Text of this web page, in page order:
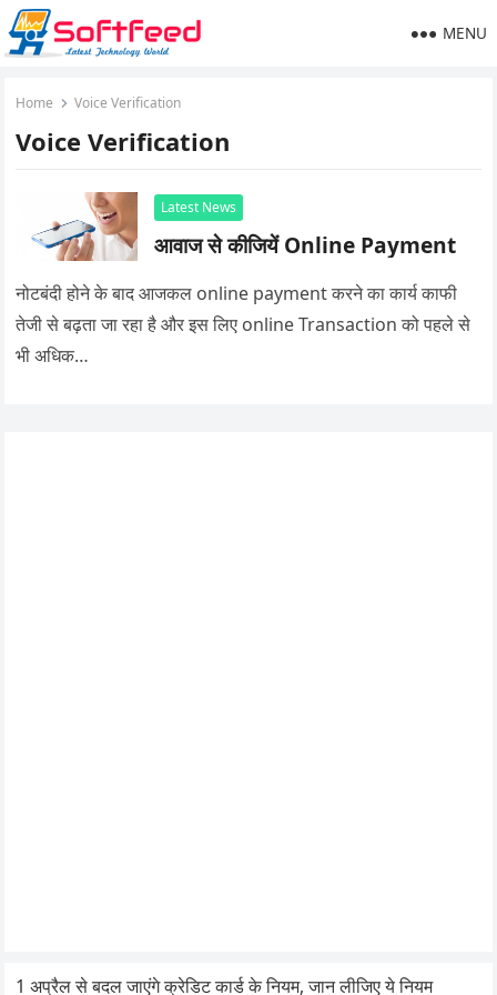
MENU
Home Voice Verification
Voice Verification
Latest News
आवाज से कीजियें Online Payment
नोटबंदी होने के बाद आजकल online payment करने का कार्य काफी
तेजी से बढ़ता जा रहा है और इस लिए online Transaction को पहले से
भी अधिक…
1 अप्रैल से बदल जाएंगे क्रेडिट कार्ड के नियम, जान लीजिए ये नियम